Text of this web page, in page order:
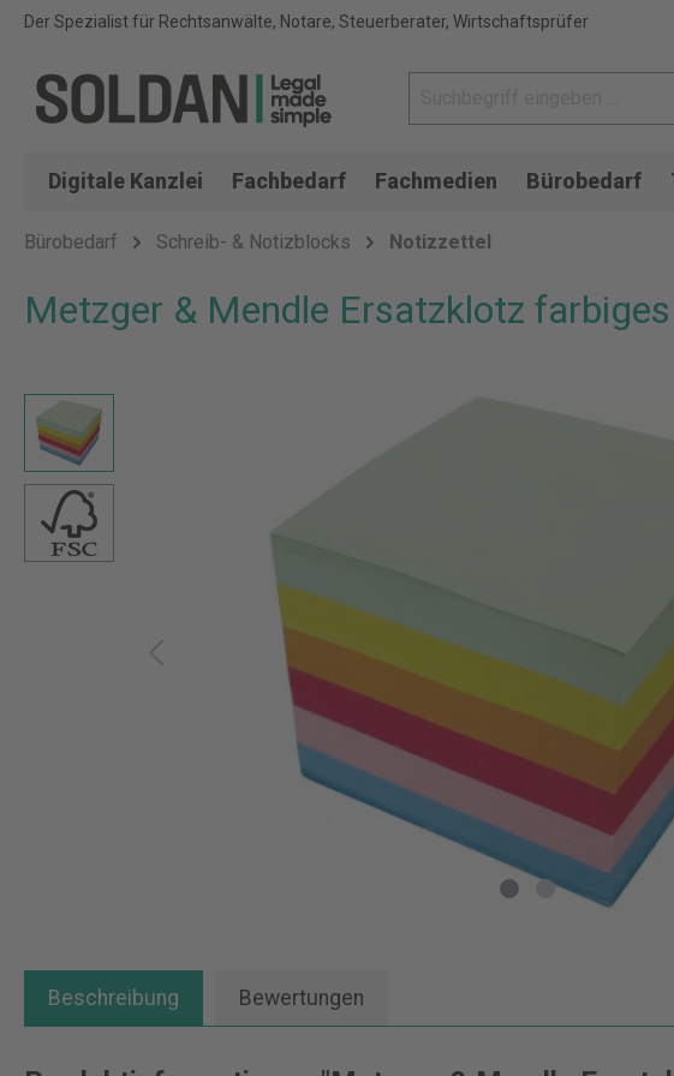
Der Spezialist für Rechtsanwälte, Notare, Steuerberater, Wirtschaftsprüfer
Digitale Kanzlei Fachbedarf Fachmedien Bürobedarf
Bürobedarf Schreib- & Notizblocks Notizzettel
Metzger & Mendle Ersatzklotz
Beschreibung Bewertungen